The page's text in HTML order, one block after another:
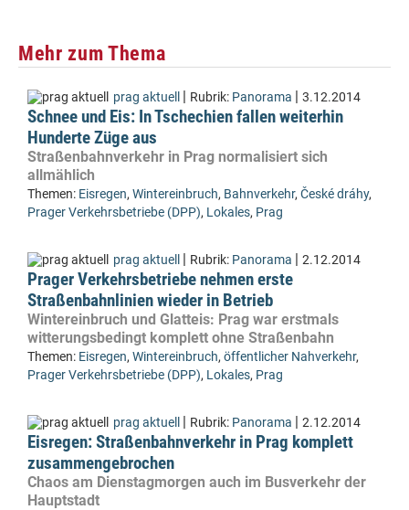
Mehr zum Thema
prag aktuell | Rubrik: Panorama | 3.12.2014
Schnee und Eis: In Tschechien fallen weiterhin
Hunderte Züge aus
Straßenbahnverkehr in Prag normalisiert sich
allmählich
Themen: Eisregen, Wintereinbruch, Bahnverkehr, České dráhy,
Prager Verkehrsbetriebe (DPP), Lokales, Prag
prag aktuell | Rubrik: Panorama | 2.12.2014
Prager Verkehrsbetriebe nehmen erste
Straßenbahnlinien wieder in Betrieb
Wintereinbruch und Glatteis: Prag war erstmals
witterungsbedingt komplett ohne Straßenbahn
Themen: Eisregen, Wintereinbruch, öffentlicher Nahverkehr,
Prager Verkehrsbetriebe (DPP), Lokales, Prag
prag aktuell | Rubrik: Panorama | 2.12.2014
Eisregen: Straßenbahnverkehr in Prag komplett
zusammengebrochen
Chaos am Dienstagmorgen auch im Busverkehr der
Hauptstadt